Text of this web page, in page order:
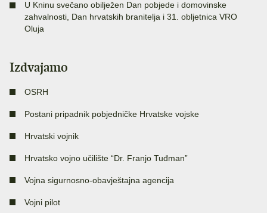
U Kninu svečano obilježen Dan pobjede i domovinske
zahvalnosti, Dan hrvatskih branitelja i 31. obljetnica VRO
Oluja
Izdvajamo
OSRH
Postani pripadnik pobjedničke Hrvatske vojske
Hrvatski vojnik
Hrvatsko vojno učilište “Dr. Franjo Tuđman”
Vojna sigurnosno-obavještajna agencija
Vojni pilot